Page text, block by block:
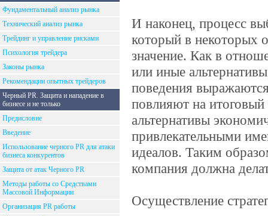
Фундаментальный анализ рынка
Технический анализ рынка
Трейдинг и управление рисками
Психология трейдера
Законы рынка
Рекомендации опытных трейдеров
Черный PR. Защита и нападение в
бизнесе и не только
Предисловие
Введение
Использование черного PR для атаки
бизнеса конкурентов
Защита от атак Черного PR
Методы работы со Средствами
Массовой Информации
Организация PR работы
И наконец, процесс
который в некоторых
значение. Как в
или иные
поведения
повлияют на итоговый
альтернативы
привлекательными
идеалов. Таким
компания должна
Осуществление